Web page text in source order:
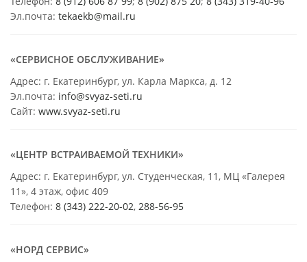
Эл.почта: tekaekb@mail.ru
«СЕРВИСНОЕ ОБСЛУЖИВАНИЕ»
Адрес: г. Екатеринбург, ул. Карла Маркса, д. 12
Эл.почта: info@svyaz-seti.ru
Сайт: www.svyaz-seti.ru
«ЦЕНТР ВСТРАИВАЕМОЙ ТЕХНИКИ»
Адрес: г. Екатеринбург, ул. Студенческая, 11, МЦ «Галерея
11», 4 этаж, офис 409
Телефон: 8 (343) 222-20-02, 288-56-95
«НОРД СЕРВИС»